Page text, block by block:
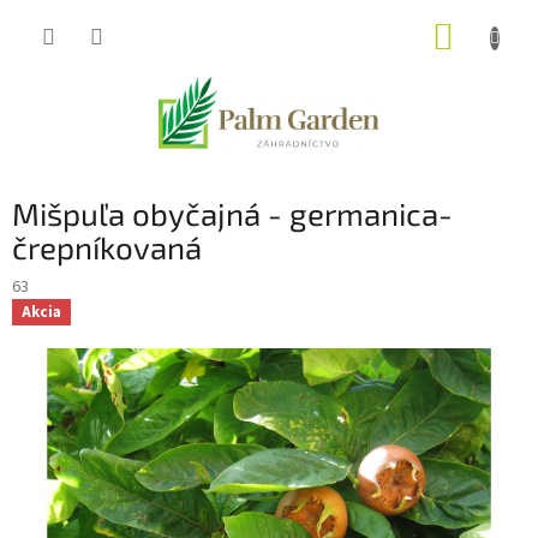
Mišpuľa obyčajná - germanica-
črepníkovaná
63
Akcia